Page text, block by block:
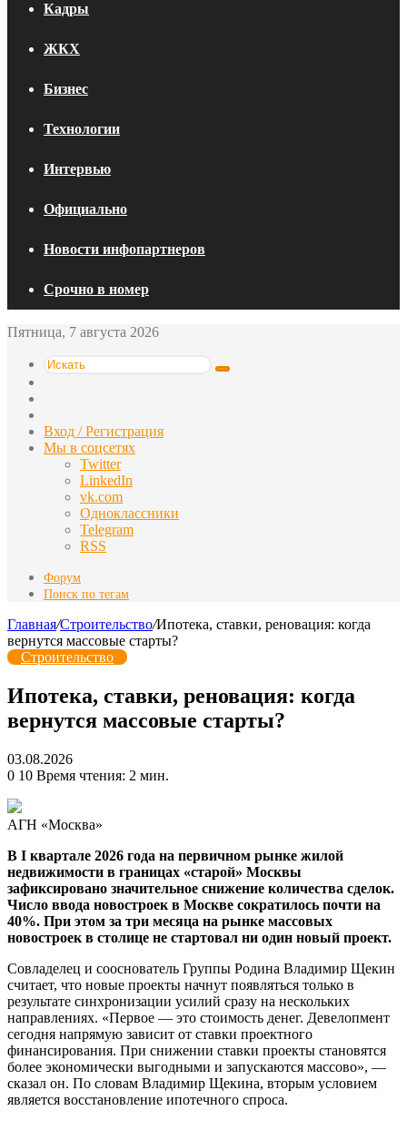
Кадры
ЖКХ
Бизнес
Технологии
Интервью
Официально
Новости инфопартнеров
Срочно в номер
Пятница, 7 августа 2026
Искать
статья
Вход / Регистрация
Мы в соцсетях
Twitter
LinkedIn
vk.com
Одноклассники
Telegram
RSS
Форум
Поиск по тегам
Главная/Строительство/Ипотека, ставки, реновация: когда
вернутся массовые старты?
Строительство
Ипотека, ставки, реновация: когда
вернутся массовые старты?
03.08.2026
0 10 Время чтения: 2 мин.
АГН «Москва»
В I квартале 2026 года на первичном рынке жилой
недвижимости в границах «старой» Москвы
зафиксировано значительное снижение количества сделок.
Число ввода новостроек в Москве сократилось почти на
40%. При этом за три месяца на рынке массовых
новостроек в столице не стартовал ни один новый проект.
Совладелец и сооснователь Группы Родина Владимир Щекин
считает, что новые проекты начнут появляться только в
результате синхронизации усилий сразу на нескольких
направлениях. «Первое — это стоимость денег. Девелопмент
сегодня напрямую зависит от ставки проектного
финансирования. При снижении ставки проекты становятся
более экономически выгодными и запускаются массово», —
сказал он. По словам Владимир Щекина, вторым условием
является восстановление ипотечного спроса.